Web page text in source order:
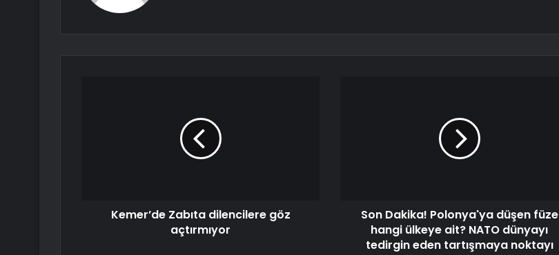
Kemer’de Zabıta dilencilere göz
açtırmıyor
Son Dakika! Polonya'ya düşen füze
hangi ülkeye ait? NATO dünyayı
tedirgin eden tartışmaya noktayı